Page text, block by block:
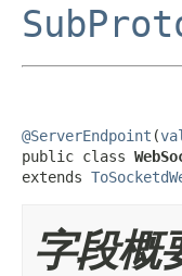
@ServerEndpoint (
public class
extends
字段概